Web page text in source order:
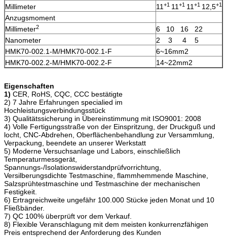
Millimeter
11 +1 11 +1 11 +1 12,5+1
Anzugsmoment
Millimeter2
6 10 16 22
Nanometer
2 3 4 5
HMK70-002.1-M/HMK70-002.1-F
6~16mm2
HMK70-002.2-M/HMK70-002.2-F
14~22mm2
Eigenschaften
1) CER, RoHS, CQC, CCC bestätigte
2) 7 Jahre Erfahrungen specialied im
Hochleistungsverbindungsstück
3) Qualitätssicherung in Übereinstimmung mit ISO9001: 2008
4) Volle Fertigungsstraße von der Einspritzung, der Druckguß und
locht, CNC-Abdrehen, Oberflächenbehandlung zur Versammlung,
Verpackung, beendete an unserer Werkstatt
5) Moderne Versuchsanlage und Labors, einschließlich
Temperaturmessgerät,
Spannungs-/Isolationswiderstandprüfvorrichtung,
Versilberungsdichte Testmaschine, flammhemmende Maschine,
Salzsprühtestmaschine und Testmaschine der mechanischen
Festigkeit.
6) Ertragreichweite ungefähr 100.000 Stücke jeden Monat und 10
Fließbänder.
7) QC 100% überprüft vor dem Verkauf.
8) Flexible Veranschlagung mit dem meisten konkurrenzfähigen
Preis entsprechend der Anforderung des Kunden